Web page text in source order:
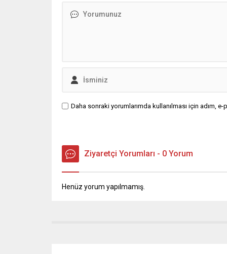
Daha sonraki yorumlarımda kullanılması için adım,
Ziyaretçi Yorumları - 0 Yorum
Henüz yorum yapılmamış.